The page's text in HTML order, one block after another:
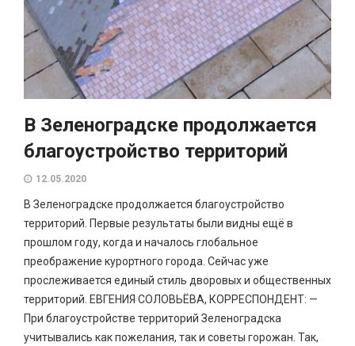
В Зеленоградске продолжается
благоустройство территорий
12.05.2020
В Зеленоградске продолжается благоустройство
территорий. Первые результаты были видны ещё в
прошлом году, когда и началось глобальное
преображение курортного города. Сейчас уже
прослеживается единый стиль дворовых и общественных
территорий. ЕВГЕНИЯ СОЛОВЬЁВА, КОРРЕСПОНДЕНТ: —
При благоустройстве территорий Зеленоградска
учитывались как пожелания, так и советы горожан. Так,